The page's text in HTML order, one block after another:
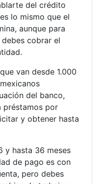
del crédito
lo mismo que el
aunque para
cobrar el
van desde 1.000
del banco,
préstamos por
y obtener hasta
y hasta 36 meses
de pago es con
pero debes